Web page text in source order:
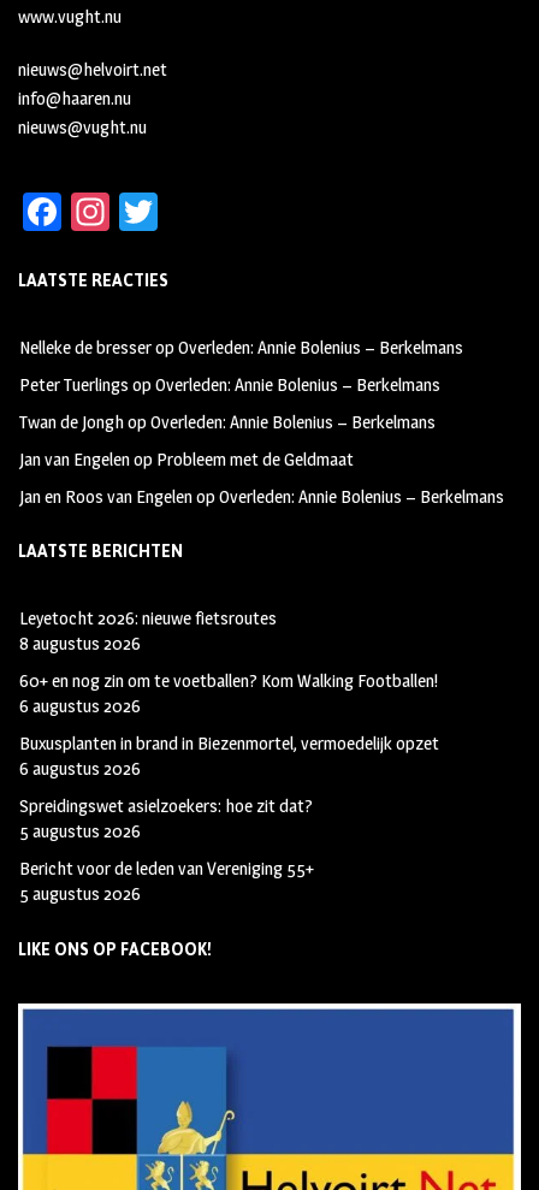
www.vught.nu
nieuws@helvoirt.net
info@haaren.nu
nieuws@vught.nu
Fa
b
oo
k
In
ag
m
tt
LAATSTE REACTIES
Nelleke de bresseropOverleden: Annie Bolenius – Berkelmans
Peter Tuerlings opOverleden: Annie Bolenius – Berkelmans
Twan de JonghopOverleden: Annie Bolenius – Berkelmans
Jan van Engelenop Probleem met de Geldmaat
Jan en Roos van EngelenopOverleden: Annie Bolenius – Berkelmans
LAATSTE BERICHTEN
Leyetocht 2026: nieuwe fietsroutes
8 augustus 2026
60+ en nog zin om te voetballen? Kom Walking Footballen!
6 augustus 2026
Buxusplanten in brand in Biezenmortel, vermoedelijk opzet
6 augustus 2026
Spreidingswet asielzoekers: hoe zit dat?
5 augustus 2026
Bericht voor de leden van Vereniging 55+
5 augustus 2026
LIKE ONS OP FACEBOOK!